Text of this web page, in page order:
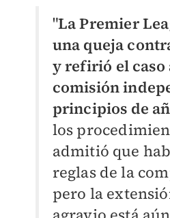
"La Premier
una queja
y refirió el caso
comisión
principios de
los
admitió que
reglas de la
pero la